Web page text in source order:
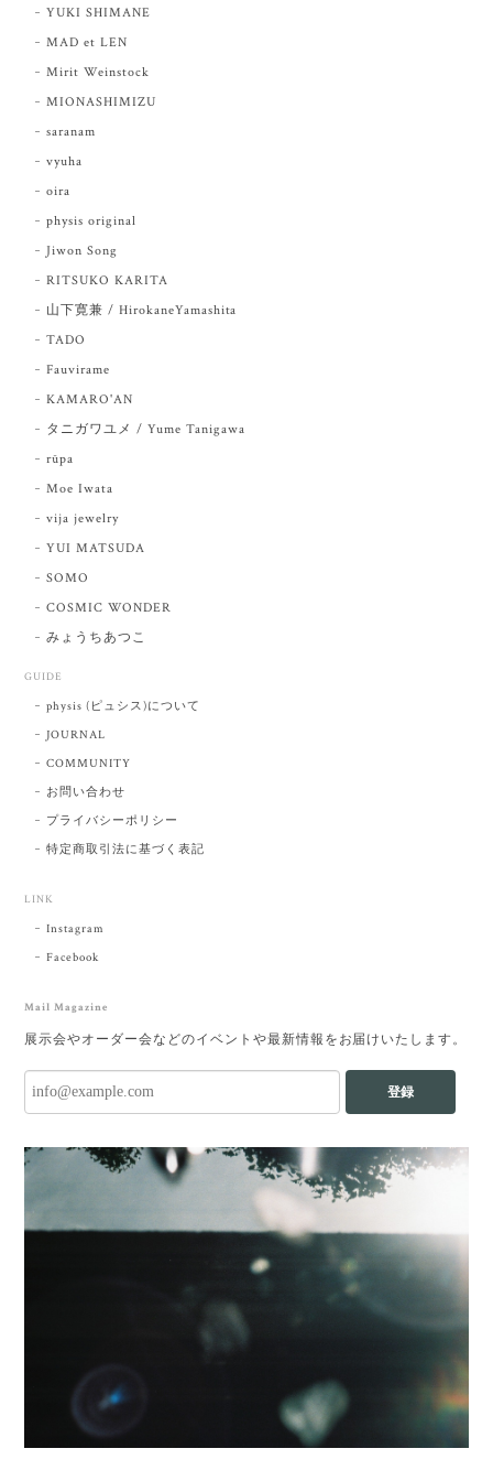
YUKI SHIMANE
MAD et LEN
Mirit Weinstock
MIONASHIMIZU
saranam
vyuha
oira
physis original
Jiwon Song
RITSUKO KARITA
山下寛兼 / HirokaneYamashita
TADO
Fauvirame
KAMARO'AN
タニガワユメ / Yume Tanigawa
rūpa
Moe Iwata
vija jewelry
YUI MATSUDA
SOMO
COSMIC WONDER
みょうちあつこ
GUIDE
physis (ピュシス)について
JOURNAL
COMMUNITY
お問い合わせ
プライバシーポリシー
特定商取引法に基づく表記
LINK
Instagram
Facebook
Mail Magazine
展示会やオーダー会などのイベントや最新情報をお届けいたします。
登録